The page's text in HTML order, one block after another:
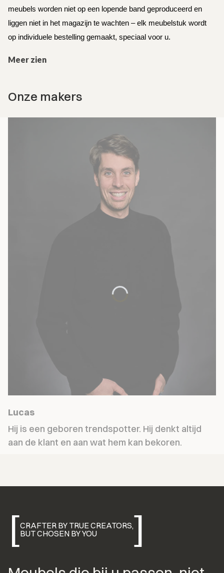
meubels worden niet op een lopende band geproduceerd en
liggen niet in het magazijn te wachten – elk meubelstuk wordt
op individuele bestelling gemaakt, speciaal voor u.
Meer zien
Onze makers
Lucas
Hij is een geboren trendspotter. Hij denkt altijd
aan de klant en aan wat hem kan bekoren.
[CRAFTER BY TRUE CREATORS,
BUT CHOSEN BY YOU
]